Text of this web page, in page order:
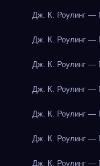
Дж. К. Роулинг —
Дж. К. Роулинг —
Дж. К. Роулинг —
Дж. К. Роулинг —
Дж. К. Роулинг —
Дж. К. Роулинг —
Дж. К. Роулинг —